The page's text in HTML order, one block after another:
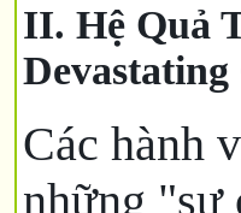
II. Hệ Quả
Devastating
Các hành
những "sự